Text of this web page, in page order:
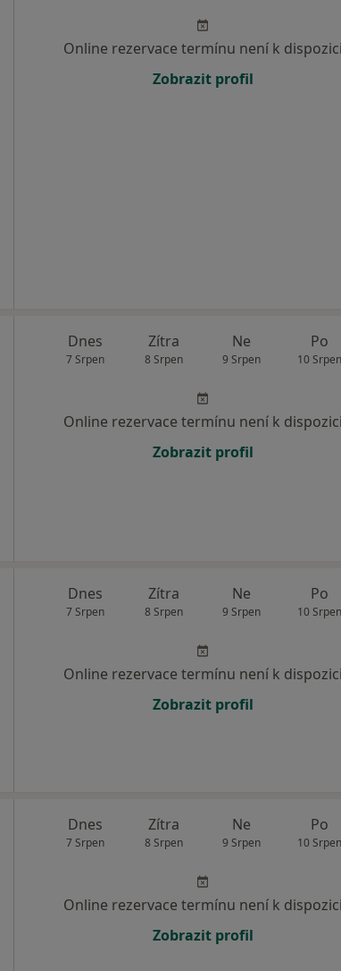
Online rezervace termínu není k dispozici
Zobrazit profil
Dnes
7 Srpen
Zítra
8 Srpen
Ne
9 Srpen
Po
10 Srpen
Online rezervace termínu není k dispozici
Zobrazit profil
Dnes
7 Srpen
Zítra
8 Srpen
Ne
9 Srpen
Po
10 Srpen
Online rezervace termínu není k dispozici
Zobrazit profil
Dnes
7 Srpen
Zítra
8 Srpen
Ne
9 Srpen
Po
10 Srpen
Online rezervace termínu není k dispozici
Zobrazit profil